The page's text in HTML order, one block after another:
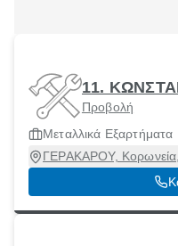
11.
Προβολή
Μεταλλικά Εξαρτήματα
ΓΕΡΑΚΑΡΟΥ,